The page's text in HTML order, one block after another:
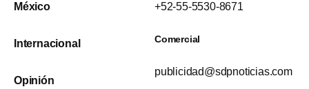
México
Internacional
Opinión
+52-55-5530-8671
Comercial
publicidad@sdpnoticias.com